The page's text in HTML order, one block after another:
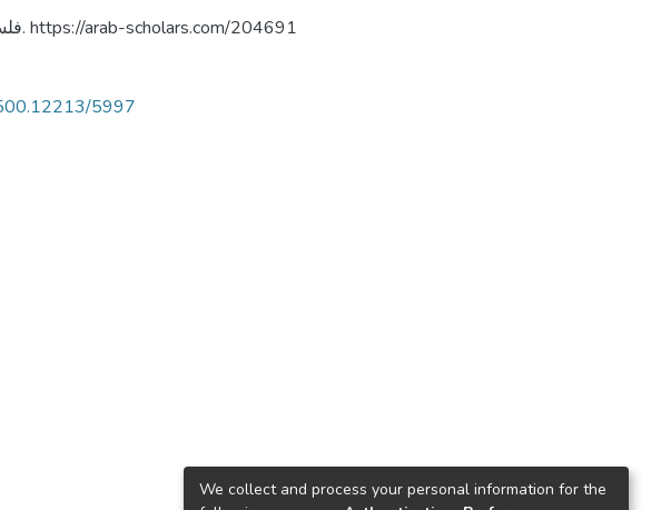
فلسطين]. المستودع الرقمي لجامعة القدس. https://arab-scholars.com/204691
5997
We collect and process your personal information for the